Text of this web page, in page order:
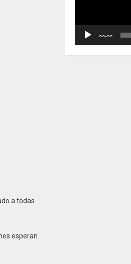
a todas
esperan
00:00